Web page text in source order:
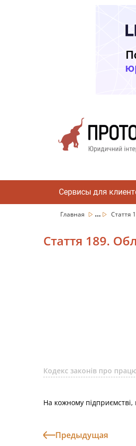
Сервисы для
Главная ... Стаття
Стаття 189.
Кодекс законів про
На кожному підприємстві,
Предыдущая